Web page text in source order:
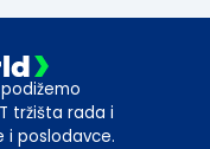
tržišta rada i
i poslodavce.